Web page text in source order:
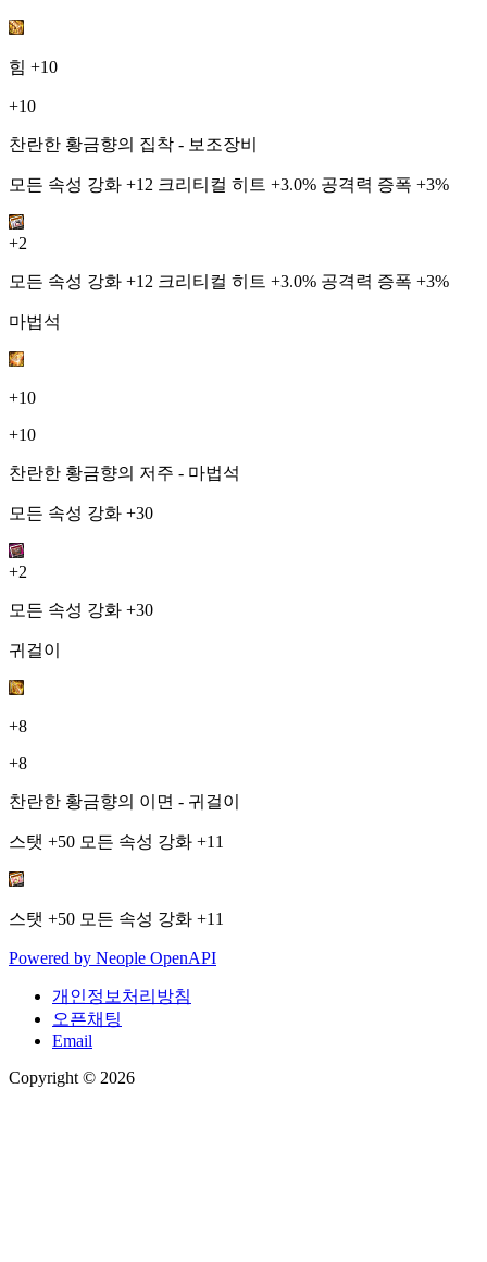
힘 +10
+10
찬란한 황금향의 집착 - 보조장비
모든 속성 강화 +12 크리티컬 히트 +3.0% 공격력 증폭 +3%
+2
모든 속성 강화 +12 크리티컬 히트 +3.0% 공격력 증폭 +3%
마법석
+10
+10
찬란한 황금향의 저주 - 마법석
모든 속성 강화 +30
+2
모든 속성 강화 +30
귀걸이
+8
+8
찬란한 황금향의 이면 - 귀걸이
스탯 +50 모든 속성 강화 +11
스탯 +50 모든 속성 강화 +11
Powered by Neople OpenAPI
개인정보처리방침
오픈채팅
Email
Copyright © 2026